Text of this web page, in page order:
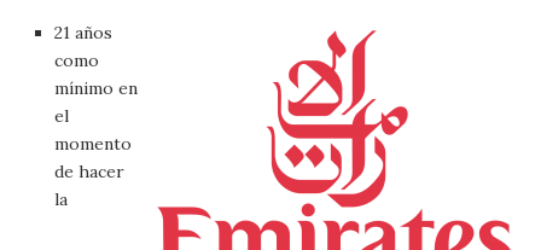
21 años
como
mínimo en
el
momento
de hacer
la